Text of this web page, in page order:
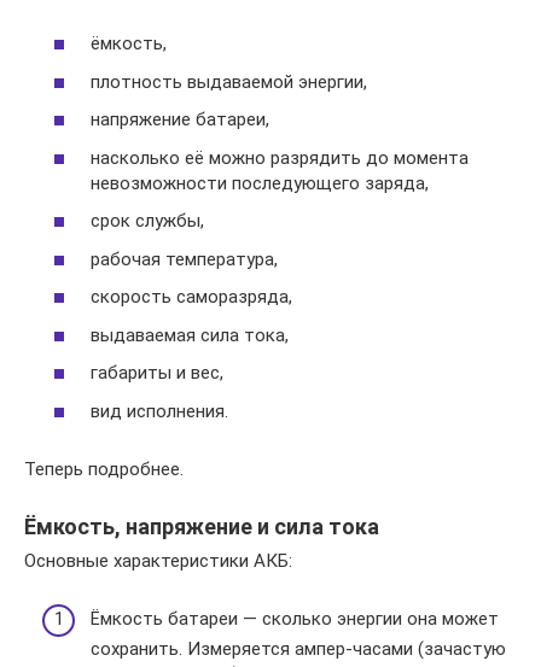
ёмкость,
плотность выдаваемой энергии,
напряжение батареи,
насколько её можно разрядить до момента
невозможности последующего заряда,
срок службы,
рабочая температура,
скорость саморазряда,
выдаваемая сила тока,
габариты и вес,
вид исполнения.
Теперь подробнее.
Ёмкость, напряжение и сила тока
Основные характеристики АКБ:
Ёмкость батареи — сколько энергии она может
сохранить. Измеряется ампер-часами (зачастую